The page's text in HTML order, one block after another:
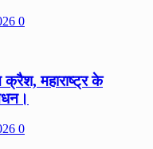
0
क्रैश, महाराष्ट्र के
0